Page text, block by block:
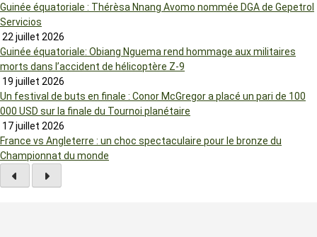
Guinée équatoriale : Thérèsa Nnang Avomo nommée DGA de Gepetrol
Servicios
22 juillet 2026
Guinée équatoriale: Obiang Nguema rend hommage aux militaires
morts dans l’accident de hélicoptère Z-9
19 juillet 2026
Un festival de buts en finale : Conor McGregor a placé un pari de 100
000 USD sur la finale du Tournoi planétaire
17 juillet 2026
France vs Angleterre : un choc spectaculaire pour le bronze du
Championnat du monde